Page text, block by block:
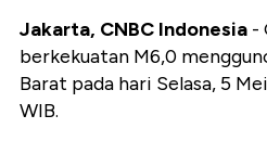
Jakarta, CNBC Indonesia -
berkekuatan M6,0
Barat pada hari Selasa, 5
WIB.